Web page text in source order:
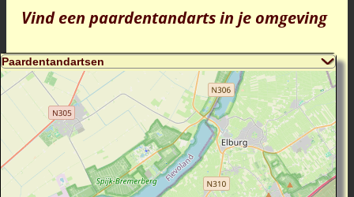
Vind een paardentandarts in je omgeving